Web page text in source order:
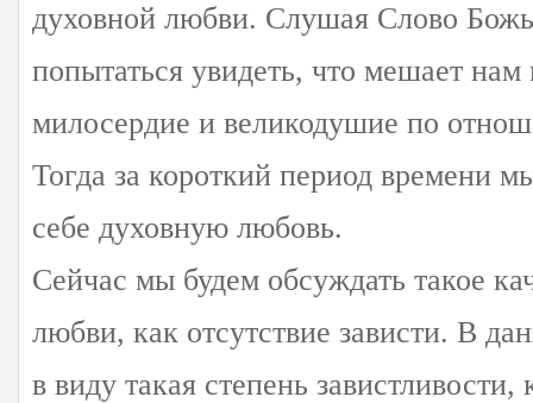
духовной любви. Слушая Слово
попытаться увидеть, что мешает нам
милосердие и великодушие по
Тогда за короткий период времени
себе духовную любовь.
Сейчас мы будем обсуждать такое
любви, как отсутствие зависти. В
в виду такая степень завистливости,